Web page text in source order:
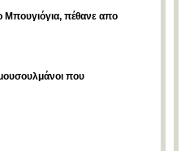
πέθανε απο
που